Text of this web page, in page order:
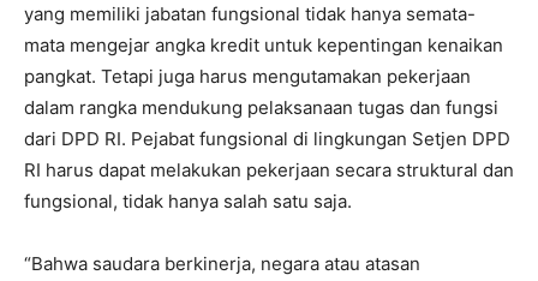
yang memiliki jabatan fungsional tidak hanya semata-
mata mengejar angka kredit untuk kepentingan kenaikan
pangkat. Tetapi juga harus mengutamakan pekerjaan
dalam rangka mendukung pelaksanaan tugas dan fungsi
dari DPD RI. Pejabat fungsional di lingkungan Setjen DPD
RI harus dapat melakukan pekerjaan secara struktural dan
fungsional, tidak hanya salah satu saja.
“Bahwa saudara berkinerja, negara atau atasan